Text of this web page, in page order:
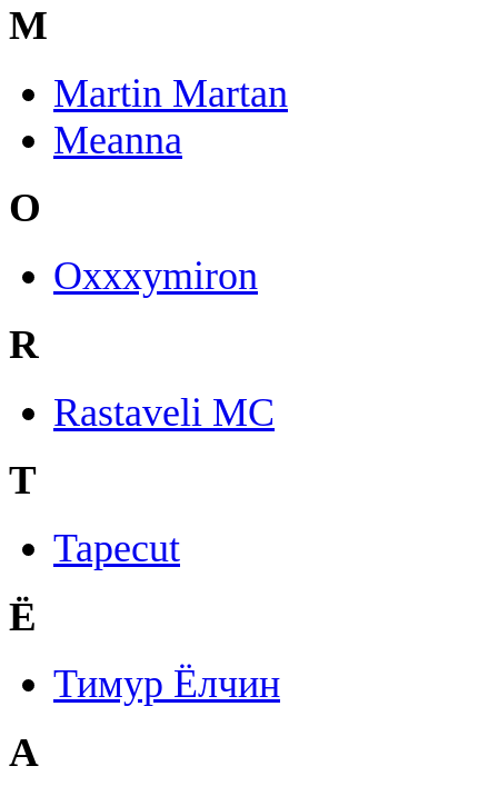
M
Martin Martan
Meanna
O
Oxxxymiron
R
Rastaveli MC
T
Tapecut
Ё
Тимур Ёлчин
А